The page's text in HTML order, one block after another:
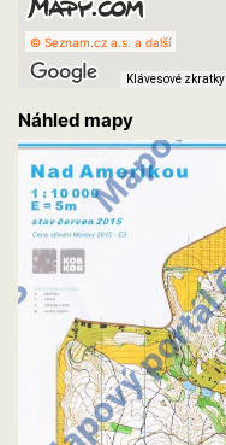
Klávesové zkratky
© Seznam.cz a.s. a další
Náhled mapy